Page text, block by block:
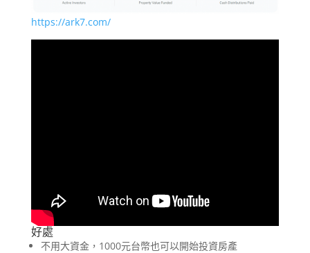
https://ark7.com/
好處
不用大資金，1000元台幣也可以開始投資房產